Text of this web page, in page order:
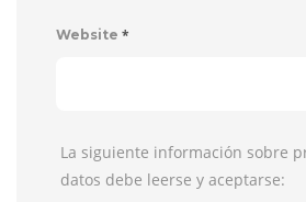
Website *
La siguiente información sobre
datos debe leerse y aceptarse: